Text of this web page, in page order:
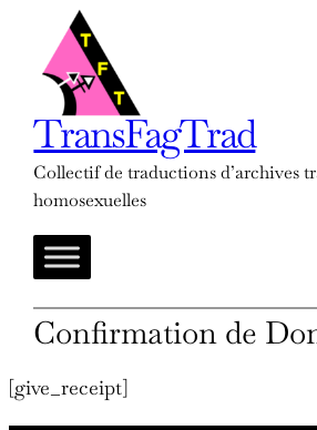
contenu
TransFagTrad
Collectif de traductions d’archives
homosexuelles
Confirmation de
[give_receipt]